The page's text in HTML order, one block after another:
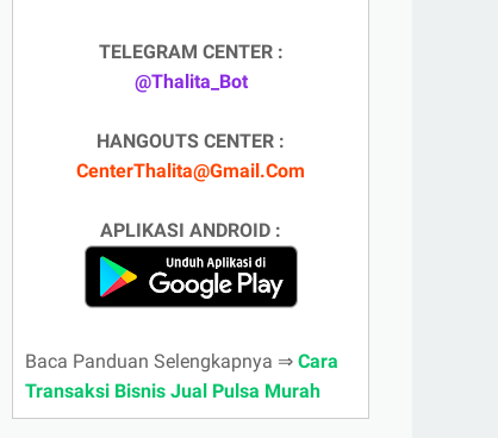
TELEGRAM CENTER :
@Thalita_Bot
HANGOUTS CENTER :
CenterThalita@Gmail.Com
APLIKASI ANDROID :
Baca Panduan Selengkapnya ⇒ Cara
Transaksi Bisnis Jual Pulsa Murah